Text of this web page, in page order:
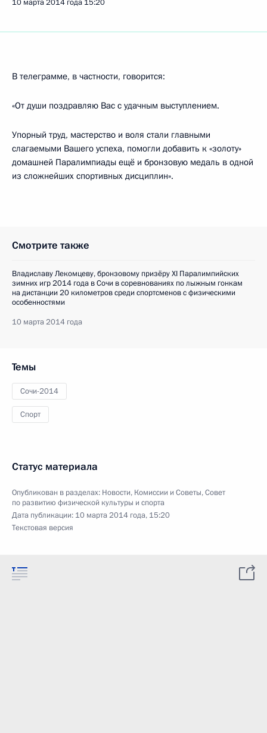
10 марта 2014 года 15:20
В телеграмме, в частности, говорится:
«От души поздравляю Вас с удачным выступлением.
Упорный труд, мастерство и воля стали главными
слагаемыми Вашего успеха, помогли добавить к «золоту»
домашней Паралимпиады ещё и бронзовую медаль в одной
из сложнейших спортивных дисциплин».
Смотрите также
Владиславу Лекомцеву, бронзовому призёру XI Паралимпийских
зимних игр 2014 года в Сочи в соревнованиях по лыжным гонкам
на дистанции 20 километров среди спортсменов с физическими
особенностями
10 марта 2014 года
Темы
Сочи-2014
Спорт
Статус материала
Опубликован в разделах: Новости, Комиссии и Советы,Совет
по развитию физической культуры и спорта
Дата публикации: 10 марта 2014 года, 15:20
Текстовая версия